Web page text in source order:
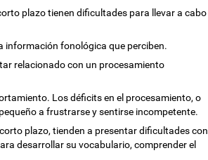
plazo tienen dificultades para llevar a cabo
información fonológica que perciben.
relacionado con un procesamiento
Los déficits en el procesamiento, o
a frustrarse y sentirse incompetente.
plazo, tienden a presentar dificultades con
desarrollar su vocabulario, comprender el